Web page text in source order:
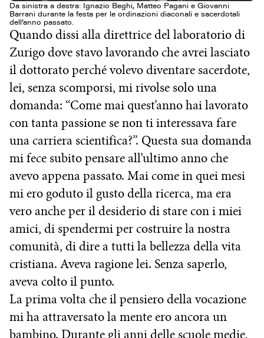
Da sinistra a destra: Ignazio Beghi, Matteo Pagani e Giovanni
Barrani durante la festa per le ordinazioni diaconali e sacerdotali
dell’anno passato.
Quando dissi alla direttrice del laboratorio di
Zurigo dove stavo lavorando che avrei lasciato
il dottorato perché volevo diventare sacerdote,
lei, senza scomporsi, mi rivolse solo una
domanda: “Come mai quest’anno hai lavorato
con tanta passione se non ti interessava fare
una carriera scientifica?”. Questa sua domanda
mi fece subito pensare all’ultimo anno che
avevo appena passato. Mai come in quei mesi
mi ero goduto il gusto della ricerca, ma era
vero anche per il desiderio di stare con i miei
amici, di spendermi per costruire la nostra
comunità, di dire a tutti la bellezza della vita
cristiana. Aveva ragione lei. Senza saperlo,
aveva colto il punto.
La prima volta che il pensiero della vocazione
mi ha attraversato la mente ero ancora un